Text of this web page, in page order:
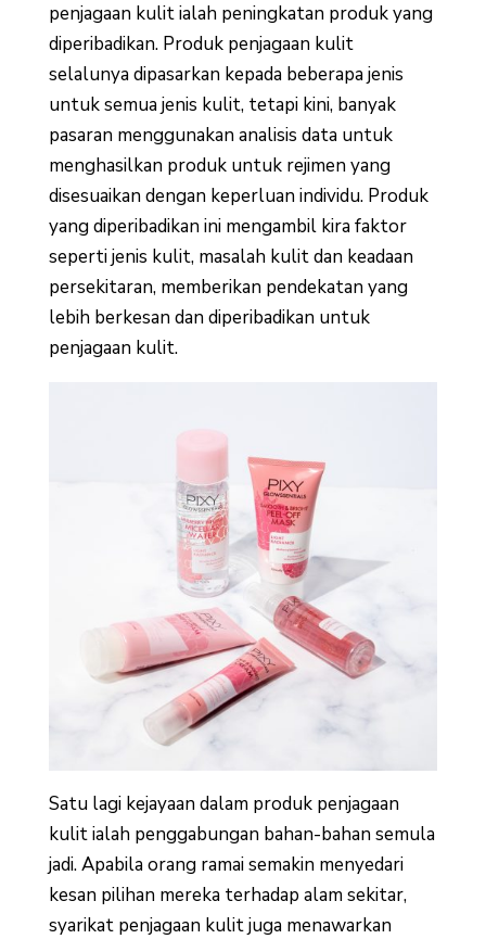
penjagaan kulit ialah peningkatan produk yang
diperibadikan. Produk penjagaan kulit
selalunya dipasarkan kepada beberapa jenis
untuk semua jenis kulit, tetapi kini, banyak
pasaran menggunakan analisis data untuk
menghasilkan produk untuk rejimen yang
disesuaikan dengan keperluan individu. Produk
yang diperibadikan ini mengambil kira faktor
seperti jenis kulit, masalah kulit dan keadaan
persekitaran, memberikan pendekatan yang
lebih berkesan dan diperibadikan untuk
penjagaan kulit.
Satu lagi kejayaan dalam produk penjagaan
kulit ialah penggabungan bahan-bahan semula
jadi. Apabila orang ramai semakin menyedari
kesan pilihan mereka terhadap alam sekitar,
syarikat penjagaan kulit juga menawarkan